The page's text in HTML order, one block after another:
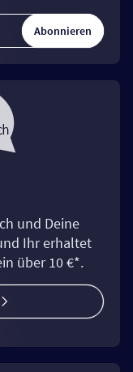
Abonnieren
und Deine
Ihr erhaltet
über 10 €*.